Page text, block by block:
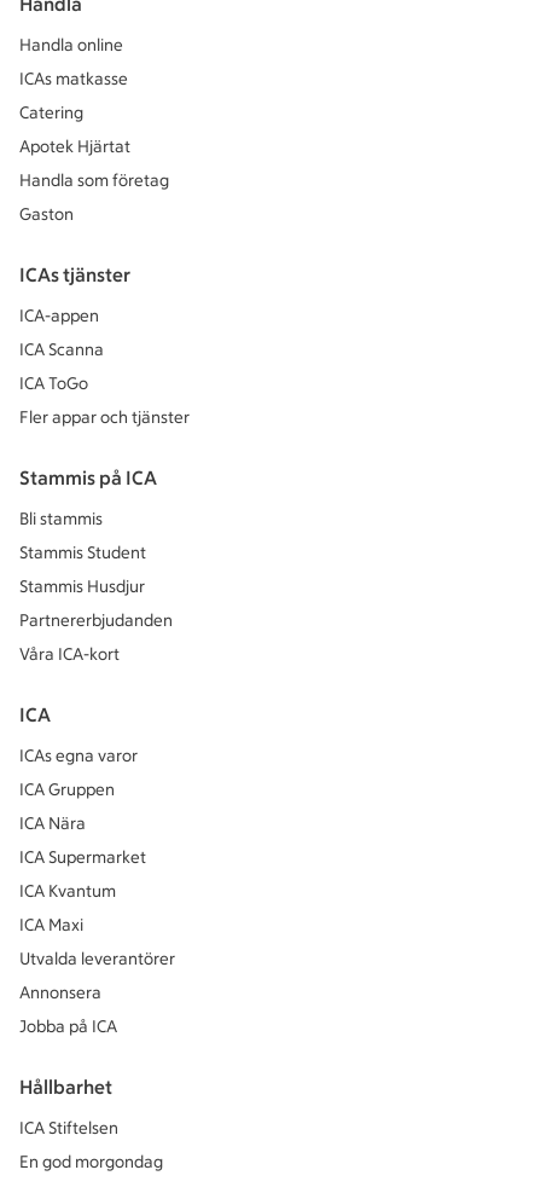
Handla online
ICAs matkasse
Catering
Apotek Hjärtat
Handla som företag
Gaston
ICAs tjänster
ICA-appen
ICA Scanna
ICA ToGo
Fler appar och tjänster
Stammis på ICA
Bli stammis
Stammis Student
Stammis Husdjur
Partnererbjudanden
Våra ICA-kort
ICA
ICAs egna varor
ICA Gruppen
ICA Nära
ICA Supermarket
ICA Kvantum
ICA Maxi
Utvalda leverantörer
Annonsera
Jobba på ICA
Hållbarhet
ICA Stiftelsen
En god morgondag